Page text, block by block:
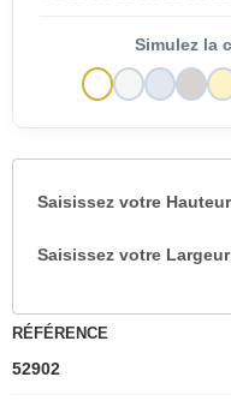
Simulez la
Saisissez votre Hauteur
Saisissez votre Largeur
RÉFÉRENCE
52902